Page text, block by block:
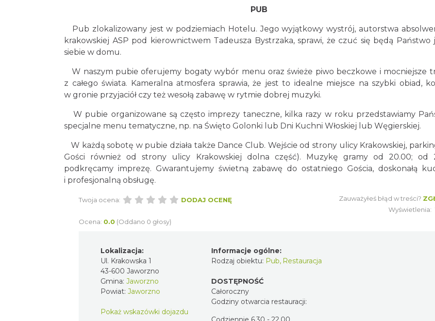
PUB
Pub zlokalizowany jest w podziemiach Hotelu. Jego wyjątkowy wystrój, autorstwa
krakowskiej ASP pod kierownictwem Tadeusza Bystrzaka, sprawi, że czuć się będą Państwo
siebie w domu.
W naszym pubie oferujemy bogaty wybór menu oraz świeże piwo beczkowe i mocniejsze
z całego świata. Kameralna atmosfera sprawia, że jest to idealne miejsce na szybki obiad,
w gronie przyjaciół czy też wesołą zabawę w rytmie dobrej muzyki.
W pubie organizowane są często imprezy taneczne, kilka razy w roku przedstawiamy
specjalne menu tematyczne, np. na Święto Golonki lub Dni Kuchni Włoskiej lub Węgierskiej.
W każdą sobotę w pubie działa także Dance Club. Wejście od strony ulicy Krakowskiej,
Gości również od strony ulicy Krakowskiej dolna część). Muzykę gramy od 20.00; od
podkręcamy imprezę. Gwarantujemy świetną zabawę do ostatniego Gościa, doskonałą
i profesjonalną obsługę.
Twoja ocena: DODAJ OCENĘ
Ocena: 0.0 (Oddano 0 głosy)
Zauważyłeś błąd w treści?
Wyświetlenia:
Lokalizacja:
Ul. Krakowska 1
43-600 Jaworzno
Gmina: Jaworzno
Powiat: Jaworzno
Pokaż wskazówki dojazdu
Informacje ogólne:
Rodzaj obiektu: Pub, Restauracja
DOSTĘPNOŚĆ
Całoroczny
Godziny otwarcia restauracji: